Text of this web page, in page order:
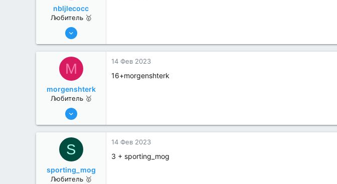
nbljlecocc
Любитель 🥇
26 Дек 2022
1
M
morgenshterk
Любитель 🥇
26 Дек 2022
1
14 Фев 2023
16+morgenshterk
S
sporting_mog
Любитель 🥇
14 Фев 2023
3 + sporting_mog